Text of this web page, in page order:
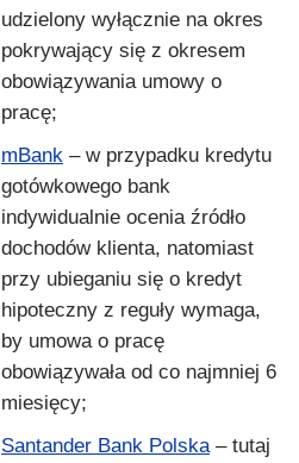
udzielony wyłącznie na okres
pokrywający się z okresem
obowiązywania umowy o
pracę;
mBank – w przypadku kredytu
gotówkowego bank
indywidualnie ocenia źródło
dochodów klienta, natomiast
przy ubieganiu się o kredyt
hipoteczny z reguły wymaga,
by umowa o pracę
obowiązywała od co najmniej 6
miesięcy;
Santander Bank Polska – tutaj